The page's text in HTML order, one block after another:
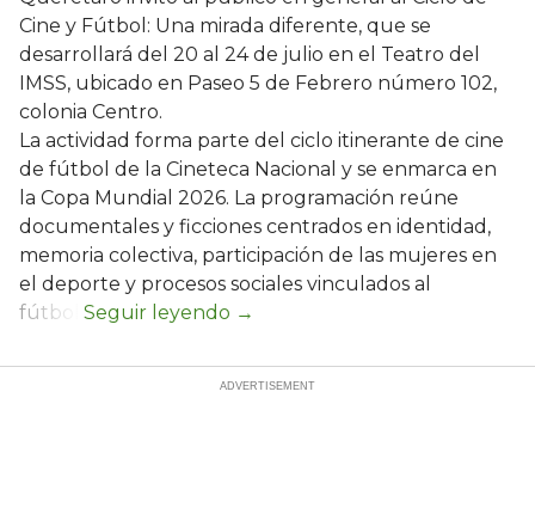
Cine y Fútbol: Una mirada diferente, que se
desarrollará del 20 al 24 de julio en el Teatro del
IMSS, ubicado en Paseo 5 de Febrero número 102,
colonia Centro.
La actividad forma parte del ciclo itinerante de cine
de fútbol de la Cineteca Nacional y se enmarca en
la Copa Mundial 2026. La programación reúne
documentales y ficciones centrados en identidad,
memoria colectiva, participación de las mujeres en
el deporte y procesos sociales vinculados al
fútbol.